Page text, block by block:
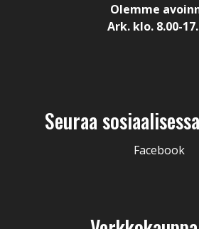
Olemme
Ark. klo. 8.00-
Seuraa
Facebook